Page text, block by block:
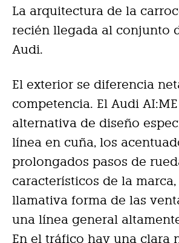
La arquitectura de la
recién llegada al conjunto
Audi.
El exterior se diferencia
competencia. El Audi
alternativa de diseño
línea en cuña, los
prolongados pasos de
característicos de la
llamativa forma de las
una línea general
En el tráfico hay una clara